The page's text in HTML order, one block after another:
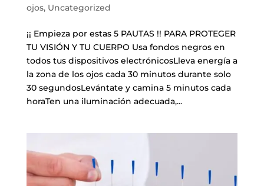
ojos, Uncategorized
¡¡ Empieza por estas 5 PAUTAS !! PARA PROTEGER
TU VISIÓN Y TU CUERPO Usa fondos negros en
todos tus dispositivos electrónicosLleva energía a
la zona de los ojos cada 30 minutos durante solo
30 segundosLevántate y camina 5 minutos cada
horaTen una iluminación adecuada,...